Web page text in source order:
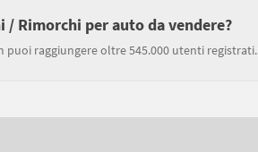
/ Rimorchi per auto da vendere?
puoi raggiungere oltre 545.000 utenti registrati.